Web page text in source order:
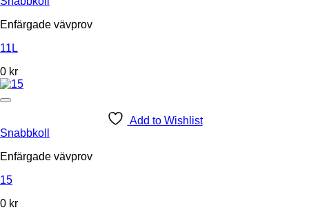
Enfärgade vävprov
11L
0 kr
Add to Wishlist
Snabbkoll
Enfärgade vävprov
15
0 kr